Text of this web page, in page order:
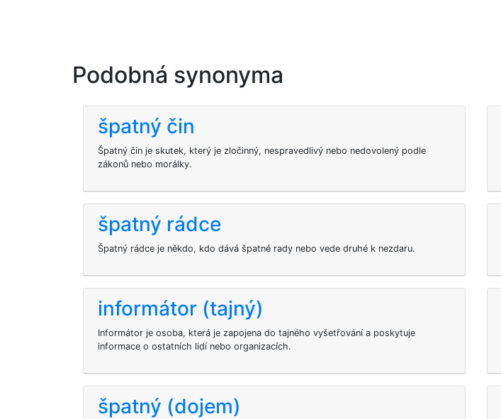
Podobná synonyma
špatný čin
Špatný čin je skutek, který je zločinný, nespravedlivý nebo nedovolený podle
zákonů nebo morálky.
špatný rádce
Špatný rádce je někdo, kdo dává špatné rady nebo vede druhé k nezdaru.
informátor (tajný)
Informátor je osoba, která je zapojena do tajného vyšetřování a poskytuje
informace o ostatních lidí nebo organizacích.
špatný (dojem)